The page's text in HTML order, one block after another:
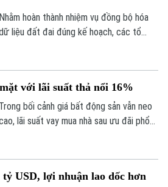
Nhằm hoàn thành nhiệm vụ đồng bộ hóa
liệu đất đai đúng kế hoạch, các tổ
từng tờ bản đồ thay vì chỉnh lý từng thửa
đất như trước đây đã và đang được xem
giải pháp tối ưu.
với lãi suất thả nổi 16%
Trong bối cảnh giá bất động sản vẫn neo
lãi suất vay mua nhà sau ưu đãi phổ
USD, lợi nhuận lao dốc hơn